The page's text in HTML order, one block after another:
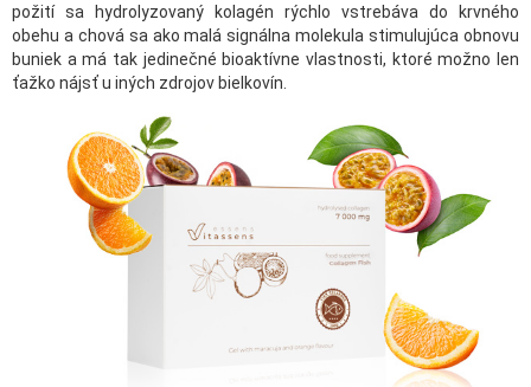
požití sa hydrolyzovaný kolagén rýchlo vstrebáva do krvného
obehu a chová sa ako malá signálna molekula stimulujúca obnovu
buniek a má tak jedinečné bioaktívne vlastnosti, ktoré možno len
ťažko nájsť u iných zdrojov bielkovín.